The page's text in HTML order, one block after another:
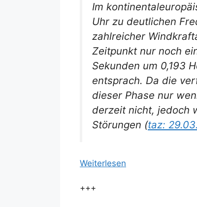
Im
Uhr zu deutlichen
zahlreicher
Zeitpunkt nur noch
Sekunden um 0,193
entsprach. Da die
dieser Phase nur
derzeit nicht, jedoch
Störungen (taz:
Weiterlesen
+++